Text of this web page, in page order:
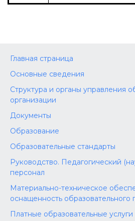
Главная страница
Основные сведения
Структура и органы управления
организации
Документы
Образование
Образовательные стандарты
Руководство. Педагогический
персонал
Материально-техническое
оснащенность образовательного
Платные образовательные услуги